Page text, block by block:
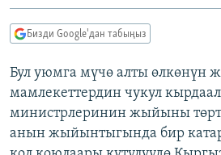
БИЗ ЖАНА ДҮЙНӨ
ЭЖЕ-СИҢДИЛЕР
АЗАТТЫК+
ЫҢГАЙСЫЗ СУРООЛОР
Русский
ОНЛАЙН ШЕРИНЕ
Бизди Google'дан табыңыз
Бул уюмга мүчө алты өлкөнүн
мамлекеттердин чукул
министрлеринин жыйыны төрт
анын жыйынтыгында бир